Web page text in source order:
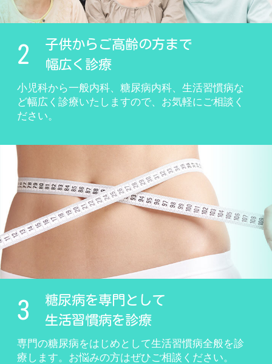
2
子供からご高齢の方まで
幅広く診療
小児科から一般内科、糖尿病内科、生活習慣病な
ど幅広く診療いたしますので、お気軽にご相談く
ださい。
3
糖尿病を専門として
生活習慣病を診療
専門の糖尿病をはじめとして生活習慣病全般を診
療します。お悩みの方はぜひご相談ください。